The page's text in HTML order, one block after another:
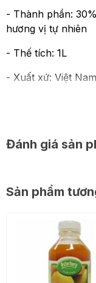
- Thành phần:
hương vị tự nhiên
- Thế tích: 1L
- Xuất xứ: Việt Nam
– Lắc đều trước khi
– Giữ lạnh sau khi
Đánh giá sản
Sản phẩm